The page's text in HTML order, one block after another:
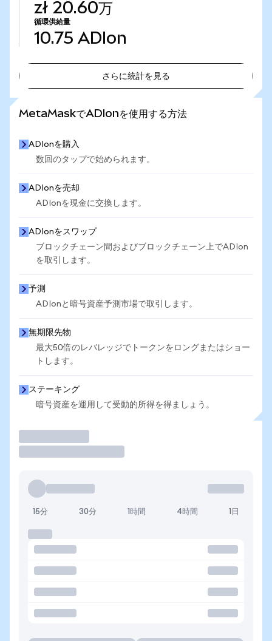
zł 20.60万
循環供給量
10.75 ADIon
さらに統計を見る
MetaMaskでADIonを使用する方法
ADIonを購入
数回のタップで始められます。
ADIonを売却
ADIonを現金に交換します。
ADIonをスワップ
ブロックチェーン間およびブロックチェーン上でADIon
を取引します。
予測
ADIonと暗号資産予測市場で取引します。
無期限先物
最大50倍のレバレッジでトークンをロングまたはショー
トします。
ステーキング
暗号資産を運用して受動的所得を得ましょう。
15分 30分 1時間 4時間 1日